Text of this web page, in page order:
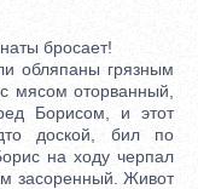
бросает!
обляпаны грязным
мясом оторванный,
Борисом, и этот
доской, бил по
на ходу черпал
засоренный. Живот